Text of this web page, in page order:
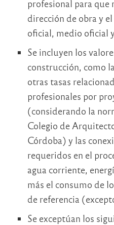
profesional para que
dirección de obra y
oficial, medio oficial
Se incluyen los
construcción, como
otras tasas
profesionales por
(considerando la
Colegio de
Córdoba) y las
requeridos en el
agua corriente,
más el consumo de
de referencia
Se exceptúan los